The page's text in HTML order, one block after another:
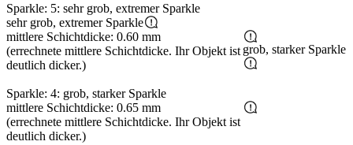
Sparkle: 5: sehr grob, extremer Sparkle
sehr grob, extremer Sparkle
mittlere Schichtdicke: 0.60 mm
(errechnete mittlere Schichtdicke. Ihr Objekt ist
deutlich dicker.)
Sparkle: 4: grob, starker Sparkle
grob, starker Sparkle
mittlere Schichtdicke: 0.65 mm
(errechnete mittlere Schichtdicke. Ihr Objekt ist
deutlich dicker.)